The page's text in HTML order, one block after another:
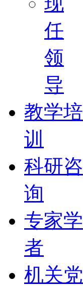
任
领
导
教学培
训
科研咨
询
专家学
者
机关党